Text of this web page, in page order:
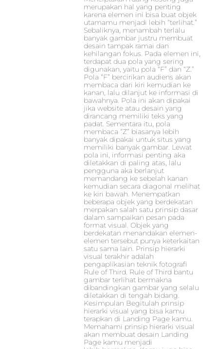
merupakan hal yang penting
karena elemen ini bisa buat objek
utamamu menjadi lebih “terlihat.”
Sebaliknya, menambah terlalu
banyak gambar justru membuat
desain tampak ramai dan
kehilangan fokus. Pada elemen ini,
terdapat dua pola yang sering
digunakan, yaitu pola “F” dan “Z.”
Pola “F” bercirikan audiens akan
membaca dari kiri kemudian ke
kanan, lalu dilanjut ke informasi di
bawahnya. Pola ini akan dipakai
jika website atau desain yang
dirancang memiliki teks yang
padat. Sementara itu, pola
membaca “Z” biasanya lebih
banyak dipakai untuk situs yang
memiliki banyak gambar. Lewat
pola ini, informasi penting aka
diletakkan di paling atas, lalu
pengguna aka berlanjut
memandang ke sebelah kanan
kemudian secara diagonal melihat
ke kiri bawah. Menempatkan
beberapa objek yang berdekatan
merpakan salah satu prinsip dasar
dalam sampaikan pesan pada
format visual. Objek yang
berdekatan menandakan elemen-
elemen tersebut punya keterkaitan
satu sama lain. Prinsip hierarki
visual terakhir adalah
pengaplikasian teknik fotografi
Rule of Third. Rule of Third bantu
gambar terlihat bermakna
dibandingkan gambar yang selalu
diletakkan di tengah bidang.
Kesimpulan Begitulah prinsip
hierarki visual yang bisa kamu
terapkan di Landing Page kamu.
Memahami prinsip hierarki visual
akan membuat desain Landing
Page kamu menjadi